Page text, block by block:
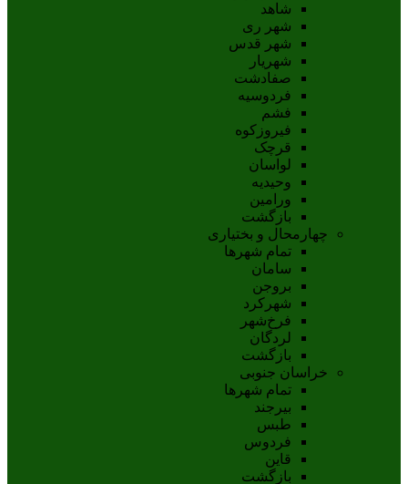
شاهد
شهر ری
شهر قدس
شهریار
صفادشت
فردوسیه
فشم
فیروزکوه
قرچک
لواسان
وحیدیه
ورامین
بازگشت
چهارمحال و بختیاری
تمام شهر‌ها
سامان
بروجن
شهرکرد
فرخ‌شهر
لردگان
بازگشت
خراسان جنوبی
تمام شهر‌ها
بيرجند
طبس
فردوس
قاين
بازگشت